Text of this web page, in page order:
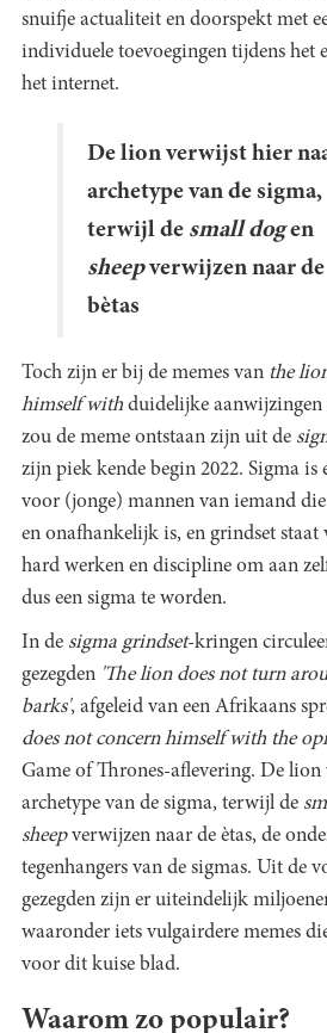
snuifje actualiteit en doorspekt met
individuele toevoegingen tijdens het
het internet.
De lion verwijst hier
archetype van de sigma,
terwijl de small dogen
sheepverwijzen naar de
bètas
Toch zijn er bij de memes van the
himself with duidelijke aanwijzingen
zou de meme ontstaan zijn uit de
zijn piek kende begin 2022. Sigma is
voor (jonge) mannen van iemand
en onafhankelijk is, en grindset staat
hard werken en discipline om aan
dus een sigma te worden.
In de sigma grindset-kringen
gezegden 'The lion does not turn
barks', afgeleid van een Afrikaans
does not concern himself with the
Game of Thrones-aflevering. De
archetype van de sigma, terwijl de
sheepverwijzen naar de ètas, de
tegenhangers van de sigmas. Uit de
gezegden zijn er uiteindelijk
waaronder iets vulgairdere memes
voor dit kuise blad.
Waarom zo populair?